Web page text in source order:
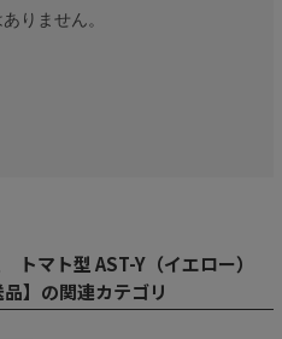
りません。
マト型 AST-Y（イエロー）
】の関連カテゴリ